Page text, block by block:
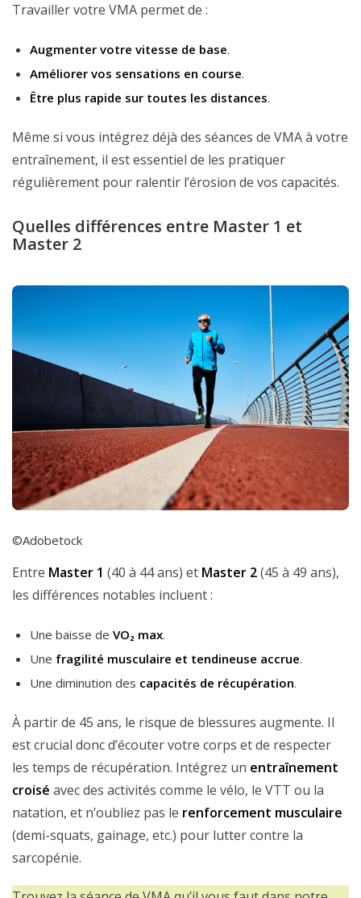
Travailler votre VMA permet de :
Augmenter votre vitesse de base.
Améliorer vos sensations en course.
Être plus rapide sur toutes les distances.
Même si vous intégrez déjà des séances de VMA à votre
entraînement, il est essentiel de les pratiquer
régulièrement pour ralentir l’érosion de vos capacités.
Quelles différences entre Master 1 et
Master 2
©Adobetock
Entre Master 1 (40 à 44 ans) et Master 2(45 à 49 ans),
les différences notables incluent :
Une baisse de VO₂ max.
Une fragilité musculaire et tendineuse accrue.
Une diminution des capacités de récupération.
À partir de 45 ans, le risque de blessures augmente. Il
est crucial donc d’écouter votre corps et de respecter
les temps de récupération. Intégrez un entraînement
croisé avec des activités comme le vélo, le VTT ou la
natation, et n’oubliez pas le renforcement musculaire
(demi-squats, gainage, etc.) pour lutter contre la
sarcopénie.